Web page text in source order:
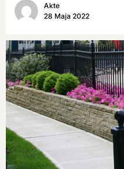
Akte
28 Maja 2022